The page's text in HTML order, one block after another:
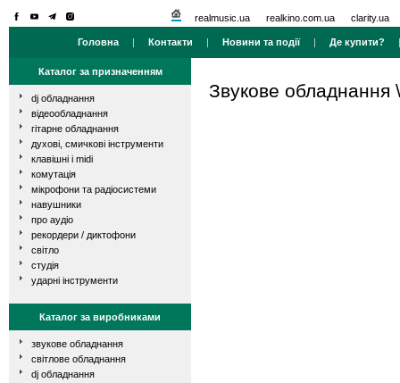
realmusic.ua realkino.com.ua clarity.ua
Головна | Контакти | Новини та події| Де купити?
Каталог за призначенням
dj обладнання
відеообладнання
гітарне обладнання
духові, смичкові інструменти
клавішні і midi
комутація
мікрофони та радіосистеми
навушники
про аудіо
рекордери / диктофони
світло
студія
ударні інструменти
Каталог за виробниками
звукове обладнання
світлове обладнання
dj обладнання
Звукове обладнання